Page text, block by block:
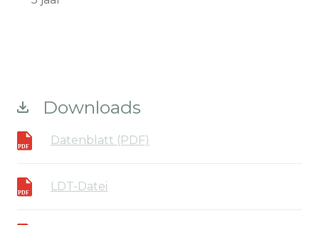
Downloads
Datenblatt (PDF)
LDT-Datei